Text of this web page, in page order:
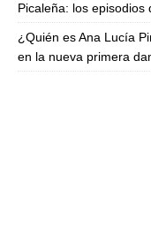
Picaleña: los
¿Quién es Ana Lucía
en la nueva primera